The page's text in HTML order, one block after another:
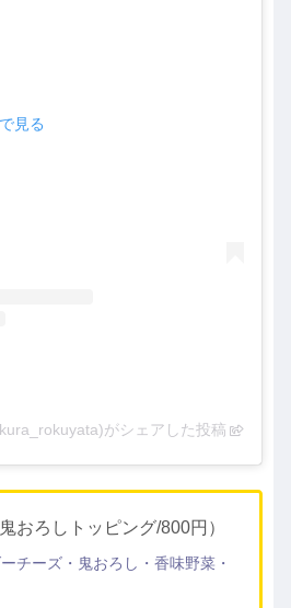
見る
がシェアした投稿
おろしトッピング/800円）
チーズ・鬼おろし・香味野菜・